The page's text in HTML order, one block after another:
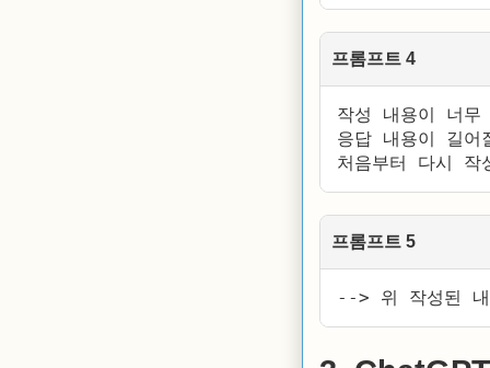
프롬프트 4
작성 내용이 너
응답 내용이 길
프롬프트 5
--> 위 작성된 내